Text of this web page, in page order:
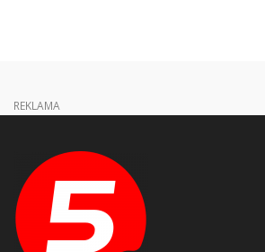
REKLAMA